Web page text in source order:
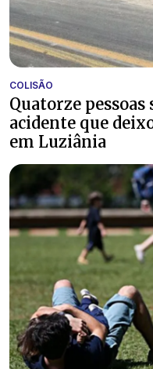
COLISÃO
Quatorze
acidente que
em Luziânia